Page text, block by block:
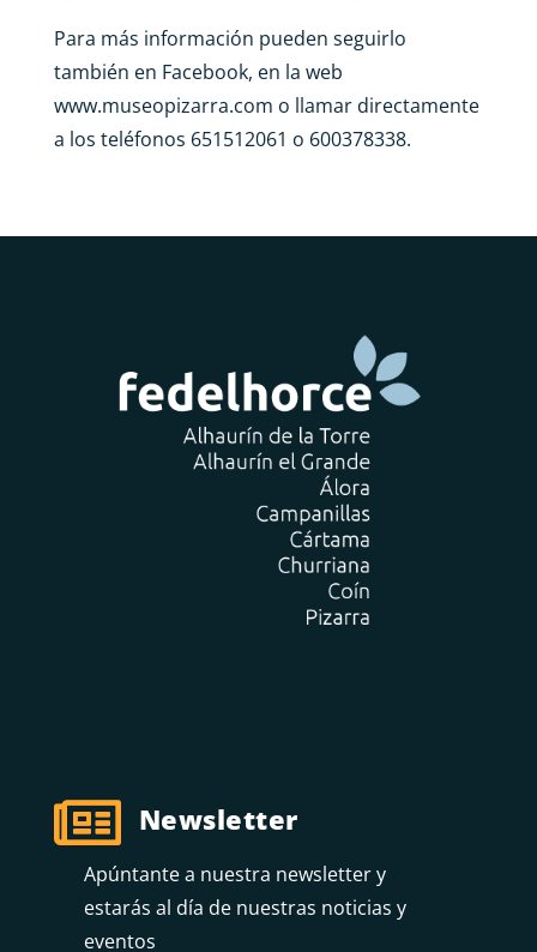
Para más información pueden seguirlo
también en Facebook, en la web
www.museopizarra.com o llamar directamente
a los teléfonos 651512061 o 600378338.
 Newsletter
Apúntante a nuestra newsletter y
estarás al día de nuestras noticias y
eventos